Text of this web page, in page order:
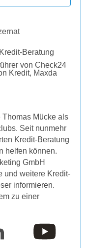
Beratung
von Check24
Kredit, Maxda
Mücke als
Seit nunmehr
Kredit-Beratung
helfen können.
GmbH
und weitere Kredit-
informieren.
zu einer